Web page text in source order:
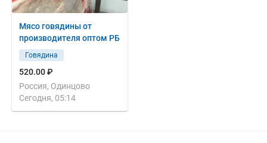
Мясо говядины от
производителя оптом РБ
Говядина
520.00 ₽
Россия, Одинцово
Сегодня, 05:14